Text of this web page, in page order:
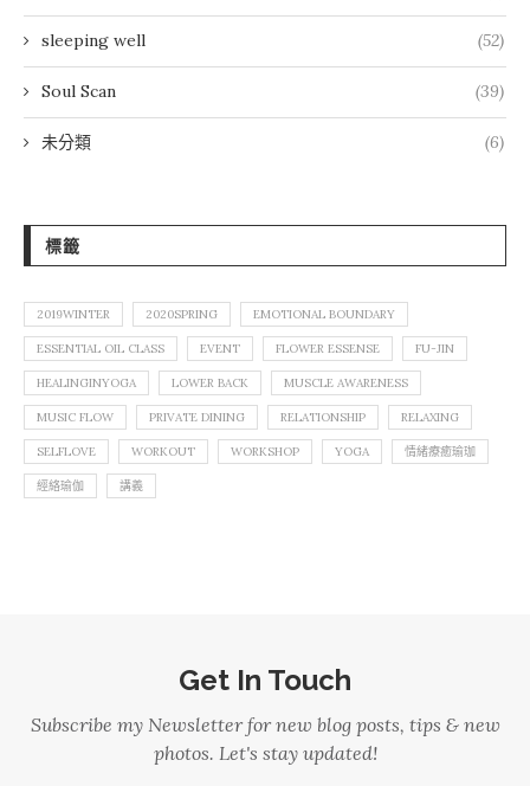
sleeping well (52)
Soul Scan (39)
未分類 (6)
標籤
2019WINTER 2020SPRING EMOTIONAL BOUNDARY
ESSENTIAL OIL CLASS EVENT FLOWER ESSENSE FU-JIN
HEALINGINYOGA LOWER BACK MUSCLE AWARENESS
MUSIC FLOW PRIVATE DINING RELATIONSHIP RELAXING
SELFLOVE WORKOUT WORKSHOP YOGA 情緒療癒瑜珈
經絡瑜伽 講義
Get In Touch
Subscribe my Newsletter for new blog posts, tips & new
photos. Let's stay updated!